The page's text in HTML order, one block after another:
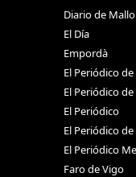
Diario de
El Día
Empordà
El Periódico
El Periódico
El Periódico
El Periódico
El Periódico
Faro de Vigo